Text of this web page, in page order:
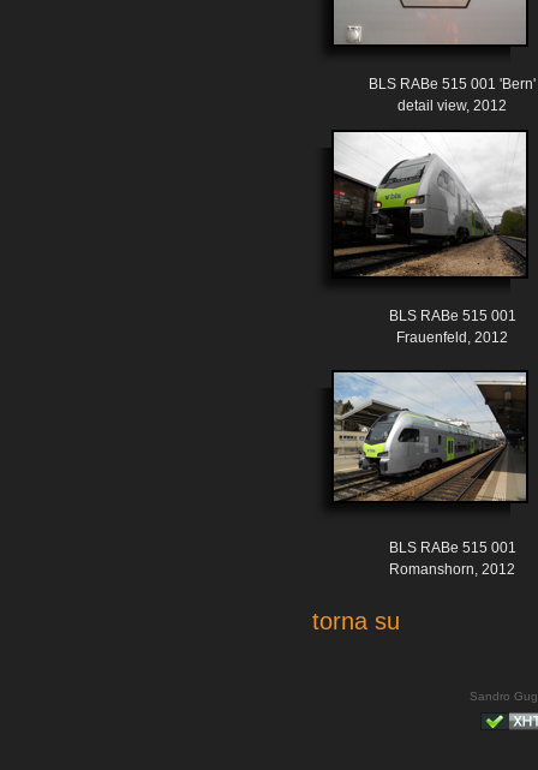
BLS RABe 515 001 'Bern'
detail view, 2012
BLS RABe 515 001
Frauenfeld, 2012
BLS RABe 515 001
Romanshorn, 2012
torna su
Sandro